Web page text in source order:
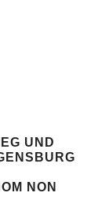
UND
NON